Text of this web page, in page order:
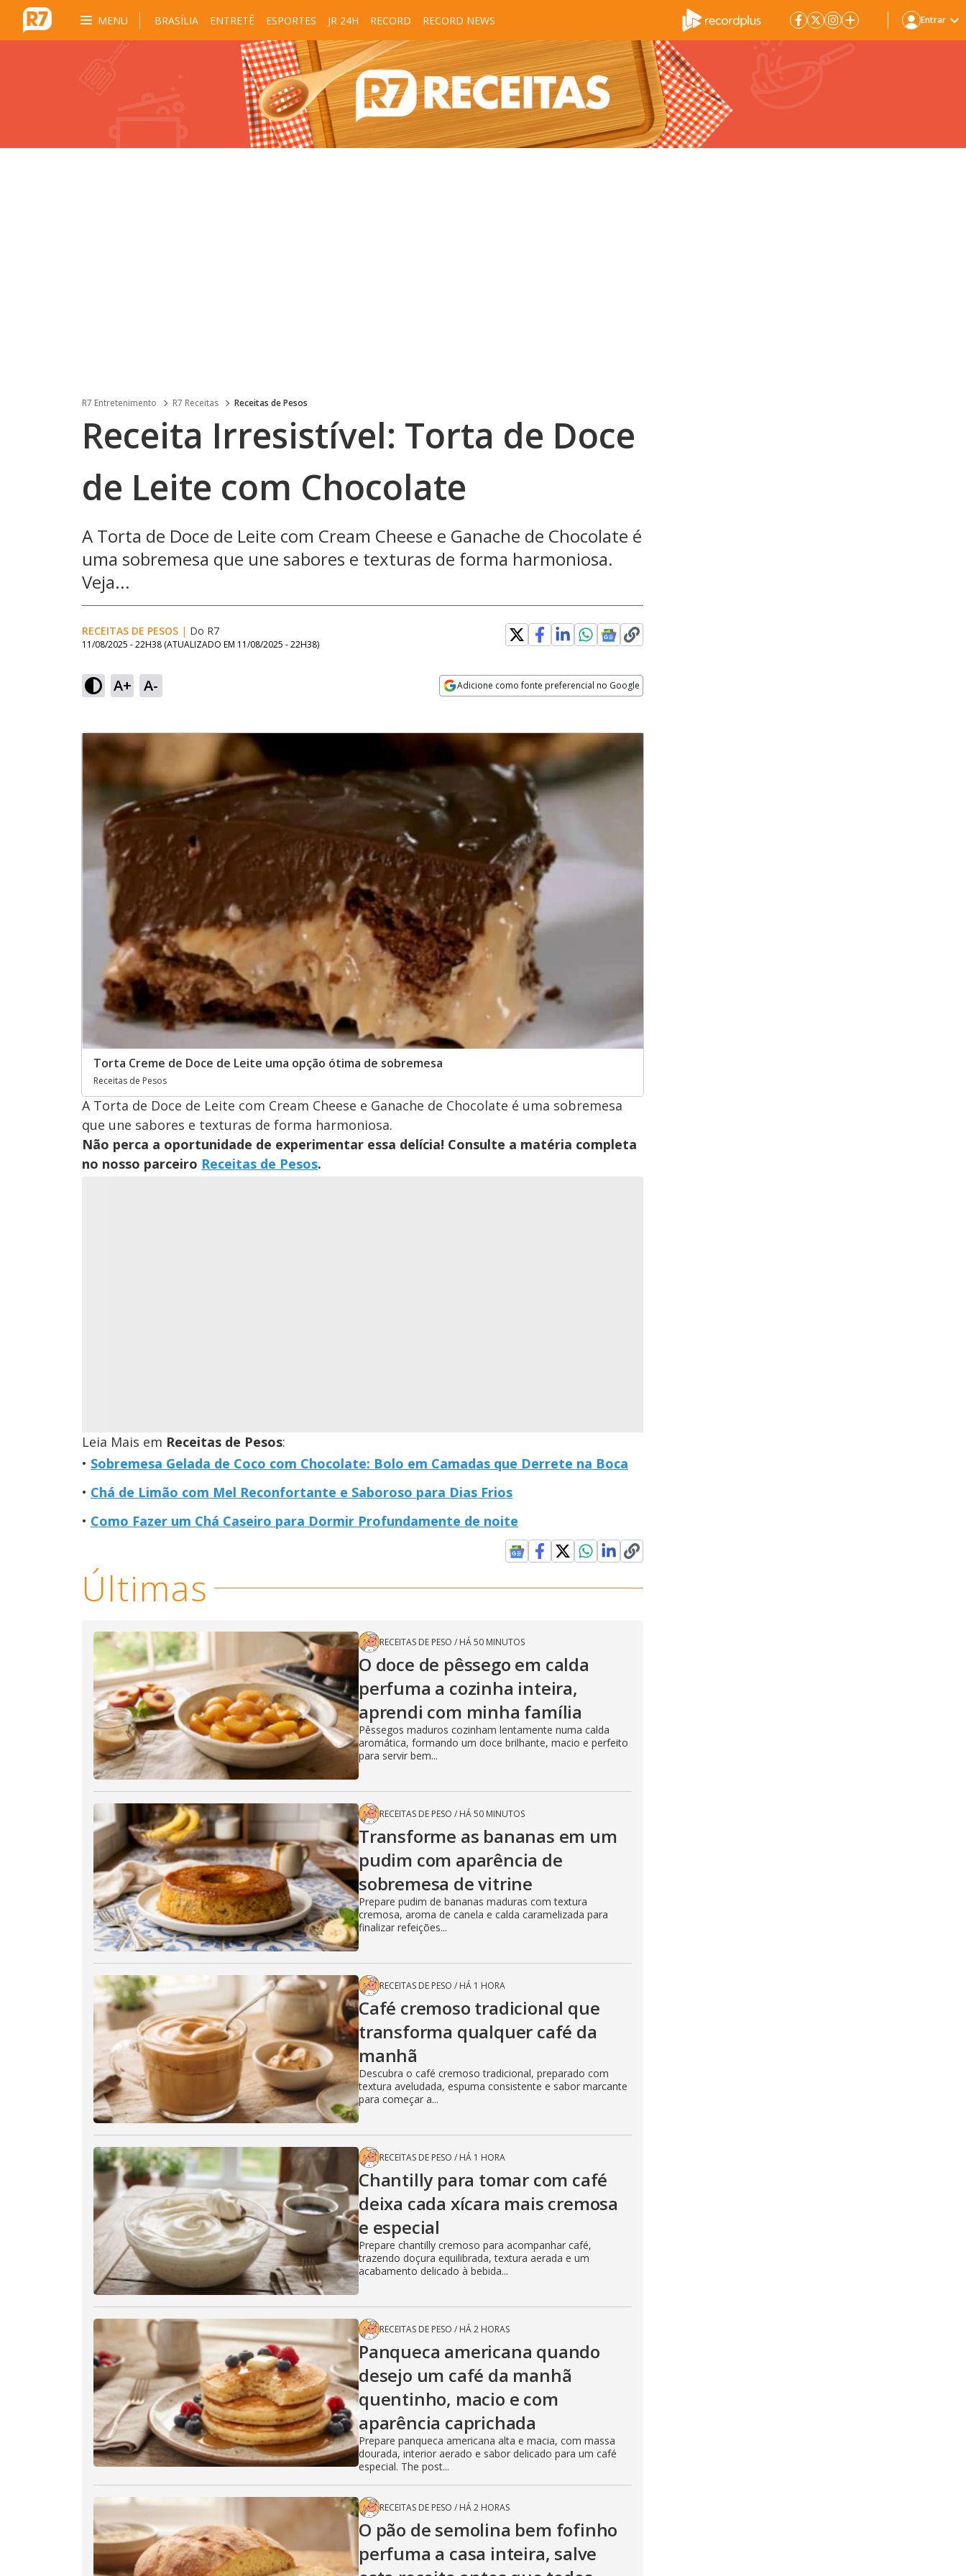
MENU BRASÍLIA ENTRETÊ ESPORTES JR 24H RECORD RECORD NEWS Entrar
R7 Entretenimento R7 Receitas Receitas de Pesos
Receita Irresistível: Torta de Doce
de Leite com Chocolate
A Torta de Doce de Leite com Cream Cheese e Ganache de Chocolate é
uma sobremesa que une sabores e texturas de forma harmoniosa.
Veja...
RECEITAS DE PESOS | Do R7
11/08/2025 - 22H38 (ATUALIZADO EM 11/08/2025 - 22H38)
A+ A- Adicione como fonte preferencial no Google
Torta Creme de Doce de Leite uma opção ótima de sobremesa
Receitas de Pesos
A Torta de Doce de Leite com Cream Cheese e Ganache de Chocolate é uma sobremesa
que une sabores e texturas de forma harmoniosa.
Não perca a oportunidade de experimentar essa delícia! Consulte a matéria completa
no nosso parceiro Receitas de Pesos.
Leia Mais em Receitas de Pesos:
Sobremesa Gelada de Coco com Chocolate: Bolo em Camadas que Derrete na Boca
Chá de Limão com Mel Reconfortante e Saboroso para Dias Frios
Como Fazer um Chá Caseiro para Dormir Profundamente de noite
Últimas
RECEITAS DE PESO / HÁ 50 MINUTOS
O doce de pêssego em calda
perfuma a cozinha inteira,
aprendi com minha família
Pêssegos maduros cozinham lentamente numa calda
aromática, formando um doce brilhante, macio e perfeito
para servir bem...
RECEITAS DE PESO / HÁ 50 MINUTOS
Transforme as bananas em um
pudim com aparência de
sobremesa de vitrine
Prepare pudim de bananas maduras com textura
cremosa, aroma de canela e calda caramelizada para
finalizar refeições...
RECEITAS DE PESO / HÁ 1 HORA
Café cremoso tradicional que
transforma qualquer café da
manhã
Descubra o café cremoso tradicional, preparado com
textura aveludada, espuma consistente e sabor marcante
para começar a...
RECEITAS DE PESO / HÁ 1 HORA
Chantilly para tomar com café
deixa cada xícara mais cremosa
e especial
Prepare chantilly cremoso para acompanhar café,
trazendo doçura equilibrada, textura aerada e um
acabamento delicado à bebida...
RECEITAS DE PESO / HÁ 2 HORAS
Panqueca americana quando
desejo um café da manhã
quentinho, macio e com
aparência caprichada
Prepare panqueca americana alta e macia, com massa
dourada, interior aerado e sabor delicado para um café
especial. The post...
RECEITAS DE PESO / HÁ 2 HORAS
O pão de semolina bem fofinho
perfuma a casa inteira, salve